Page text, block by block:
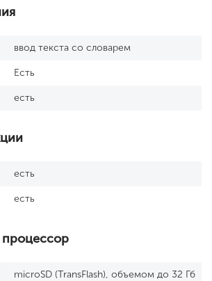
ввод текста со словарем
Есть
есть
есть
есть
microSD (TransFlash), объемом до 32 Гб